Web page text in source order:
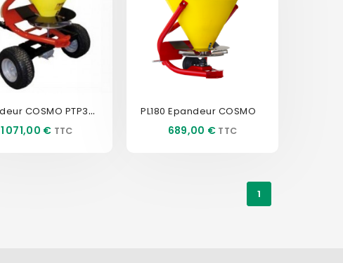
Epandeur COSMO PTP300PL
Prix
1 071,00 €
PL180 Epandeur COSMO
Prix
689,00 €
1